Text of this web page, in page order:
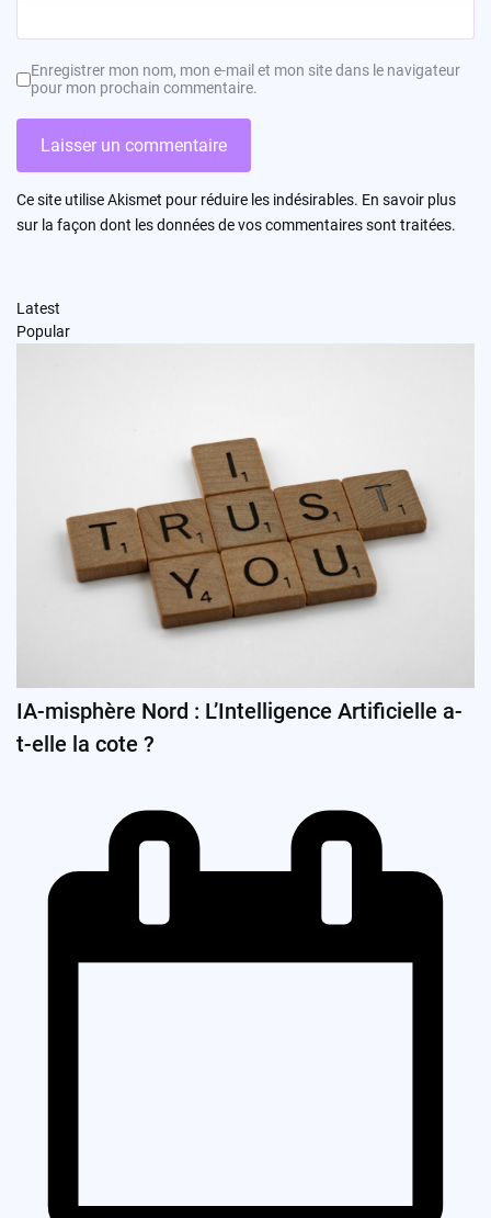
Enregistrer mon nom, mon e-mail et mon site dans le navigateur
pour mon prochain commentaire.
Ce site utilise Akismet pour réduire les indésirables. En savoir plus
sur la façon dont les données de vos commentaires sont traitées.
Latest
Popular
IA-misphère Nord : L’Intelligence Artificielle a-
t-elle la cote ?